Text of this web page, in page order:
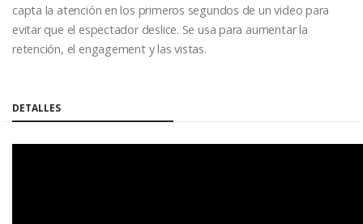
capta la atención en los primeros segundos de un video para
evitar que el espectador deslice. Se usa para aumentar la
retención, el engagement y las vistas.
DETALLES